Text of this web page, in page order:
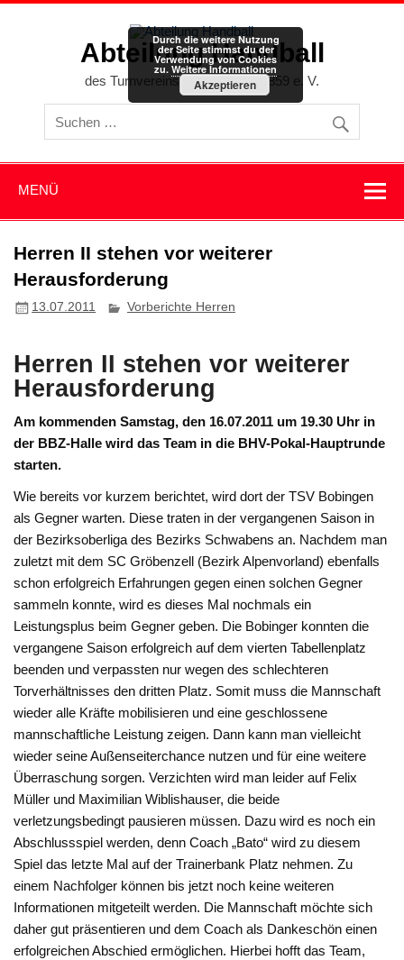
Zum
Abteilung Handball
des Turnvereins Memmingen 1859 e. V.
MENÜ
Herren II stehen vor weiterer
Herausforderung
13.07.2011 Vorberichte Herren
Herren II stehen vor weiterer
Herausforderung
Am kommenden Samstag, den 16.07.2011 um 19.30 Uhr in
der BBZ-Halle wird das Team in die BHV-Pokal-Hauptrunde
starten.
Wie bereits vor kurzem berichtet, wird dort der TSV Bobingen
als Gegner warten. Diese traten in der vergangenen Saison in
der Bezirksoberliga des Bezirks Schwabens an. Nachdem man
zuletzt mit dem SC Gröbenzell (Bezirk Alpenvorland) ebenfalls
schon erfolgreich Erfahrungen gegen einen solchen Gegner
sammeln konnte, wird es dieses Mal nochmals ein
Leistungsplus beim Gegner geben. Die Bobinger konnten die
vergangene Saison erfolgreich auf dem vierten Tabellenplatz
beenden und verpassten nur wegen des schlechteren
Torverhältnisses den dritten Platz. Somit muss die Mannschaft
wieder alle Kräfte mobilisieren und eine geschlossene
mannschaftliche Leistung zeigen. Dann kann man vielleicht
wieder seine Außenseiterchance nutzen und für eine weitere
Überraschung sorgen. Verzichten wird man leider auf Felix
Müller und Maximilian Wiblishauser, die beide
verletzungsbedingt pausieren müssen. Dazu wird es noch ein
Abschlussspiel werden, denn Coach „Bato“ wird zu diesem
Spiel das letzte Mal auf der Trainerbank Platz nehmen. Zu
einem Nachfolger können bis jetzt noch keine weiteren
Informationen mitgeteilt werden. Die Mannschaft möchte sich
daher gut präsentieren und dem Coach als Dankeschön einen
erfolgreichen Abschied ermöglichen. Hierbei hofft das Team,
Durch die weitere Nutzung
der Seite stimmst du der
Verwendung von Cookies
zu. Weitere Informationen
Akzeptieren